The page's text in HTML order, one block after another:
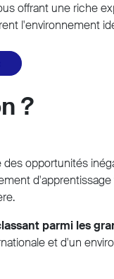
offrant une riche
l'environnement
?
opportunités
parmi les
et d'un